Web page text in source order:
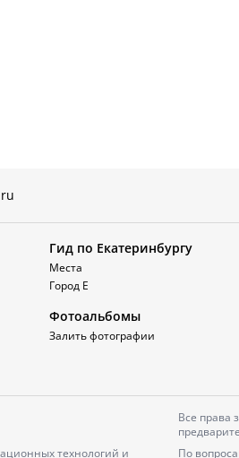
Гид по Екатеринбургу
Места
Город Е
Фотоальбомы
Залить фотографии
технологий и
Все права
По